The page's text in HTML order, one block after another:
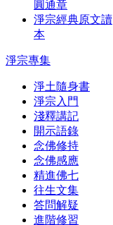
圓通章
淨宗經典原文讀
本
淨宗專集
淨土隨身書
淨宗入門
淺釋講記
開示語錄
念佛修持
念佛感應
精進佛七
往生文集
答問解疑
進階修習